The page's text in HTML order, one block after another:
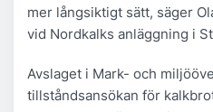
mer långsiktigt sätt, säger
vid Nordkalks anläggning i
Avslaget i Mark- och
tillståndsansökan för